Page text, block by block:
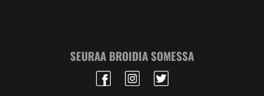
SEURAA BROIDIA SOMESSA